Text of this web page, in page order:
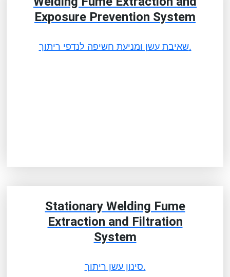
Exposure Prevention System
שאיבת עשן ומניעת חשיפה לנדפי ריתוך.
Stationary Welding Fume
Extraction and Filtration
System
סינון עשן ריתוך.